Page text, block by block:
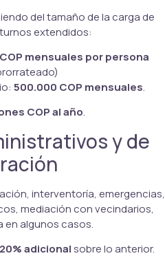
del tamaño de la carga de
extendidos:
mensuales por persona
500.000 COP mensuales.
COP al año.
y de
interventoría, emergencias,
mediación con vecindarios,
en algunos casos.
adicionalsobre lo anterior.